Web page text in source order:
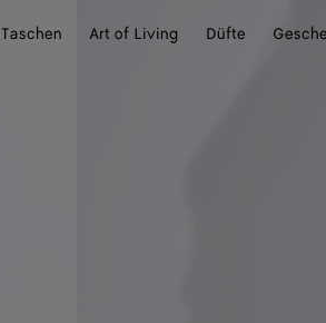
Taschen Art of Living Düfte